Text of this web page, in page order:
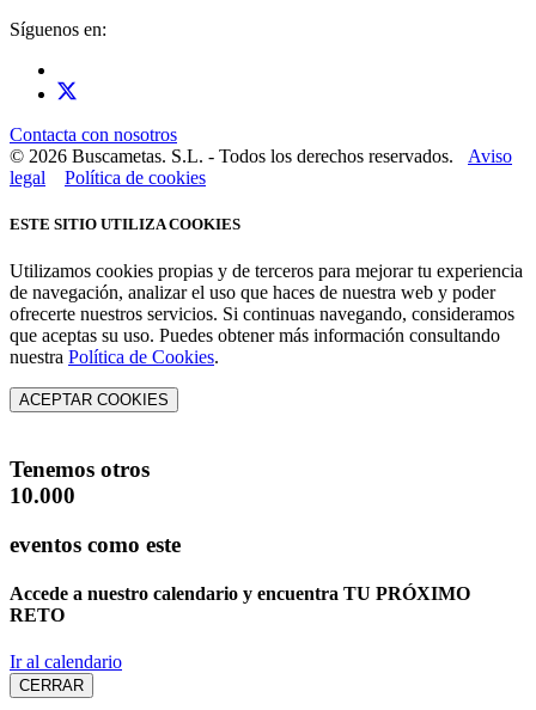
Síguenos en:
Contacta con nosotros
© 2026 Buscametas. S.L. - Todos los derechos reservados. Aviso
legal
Política de cookies
ESTE SITIO UTILIZA COOKIES
Utilizamos cookies propias y de terceros para mejorar tu experiencia
de navegación, analizar el uso que haces de nuestra web y poder
ofrecerte nuestros servicios. Si continuas navegando, consideramos
que aceptas su uso. Puedes obtener más información consultando
nuestra Política de Cookies.
ACEPTAR COOKIES
Tenemos otros
10.000
eventos como este
Accede a nuestro calendario y encuentra TU PRÓXIMO
RETO
Ir al calendario
CERRAR